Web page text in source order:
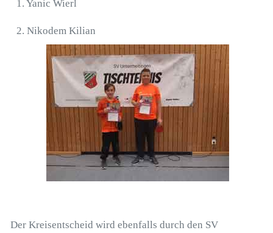
1. Yanic Wierl
2. Nikodem Kilian
Der Kreisentscheid wird ebenfalls durch den SV